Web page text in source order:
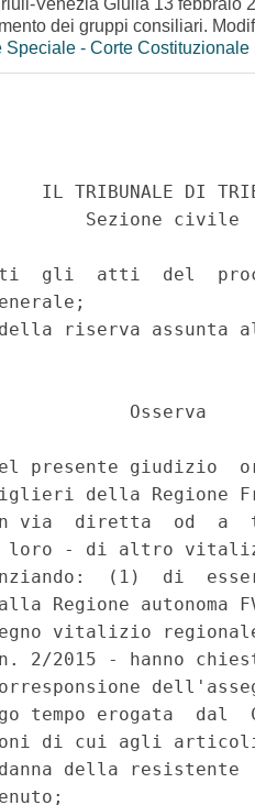
Venezia Giulia 13 febbraio
dei gruppi consiliari.
Speciale - Corte Costituzionale